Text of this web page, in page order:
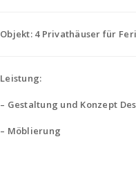
Objekt: 4 Privathäuser für
Leistung:
– Gestaltung und Konzept
– Möblierung